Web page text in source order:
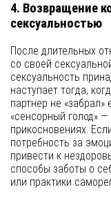
4. Возвращение
сексуальностью
После длительных
со своей
сексуальность
наступает тогда,
партнер не
«сенсорный голод»
прикосновениях.
потребность за
привести к
способы заботы о
или практики